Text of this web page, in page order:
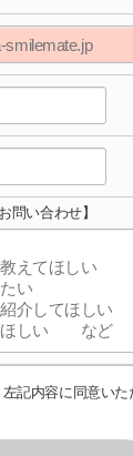
問い合わせ】
記内容に同意い